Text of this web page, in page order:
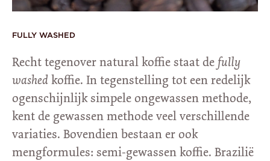
FULLY WASHED
Recht tegenover natural koffie staat de fully
washedkoffie. In tegenstelling tot een redelijk
ogenschijnlijk simpele ongewassen methode,
kent de gewassen methode veel verschillende
variaties. Bovendien bestaan er ook
mengformules: semi-gewassen koffie. Brazilië